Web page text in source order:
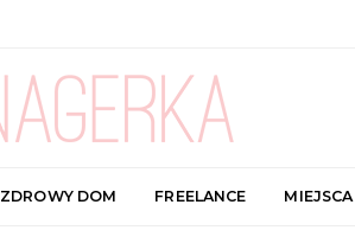
ZDROWY DOM FREELANCE MIEJSCA